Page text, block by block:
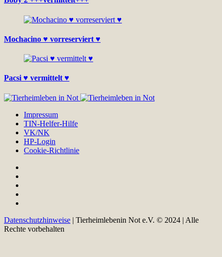
Mochacino ♥ vorreserviert ♥
Pacsi ♥ vermittelt ♥
Impressum
TIN-Helfer-Hilfe
VK/NK
HP-Login
Cookie-Richtlinie
Datenschutzhinweise | Tierheimlebenin Not e.V. © 2024 | Alle
Rechte vorbehalten